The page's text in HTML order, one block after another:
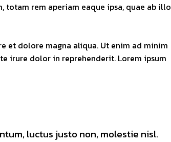
rem aperiam eaque ipsa, quae ab illo
et dolore magna aliqua. Ut enim ad minim
irure dolor in reprehenderit. Lorem ipsum
luctus justo non, molestie nisl.